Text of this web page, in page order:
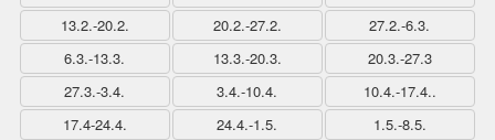
13.2.-20.2.
20.2.-27.2.
27.2.-6.3.
6.3.-13.3.
13.3.-20.3.
20.3.-27.3
27.3.-3.4.
3.4.-10.4.
10.4.-17.4..
17.4-24.4.
24.4.-1.5. 1.5.-8.5.